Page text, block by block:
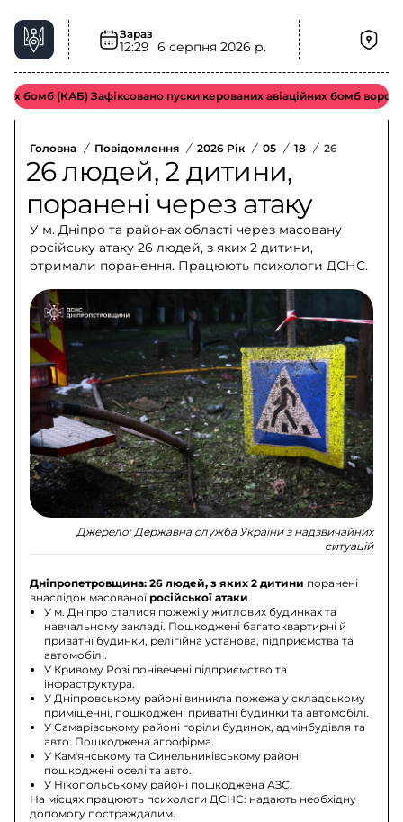
Зараз
12:29 6 серпня 2026 р.
(КАБ) Зафіксовано пуски керованих авіаційних бомб ворожою
Головна / Повідомлення / 2026 Рік / 05 / 18 / 26 Людей, 2
26 людей, 2 дитини,
поранені через атаку
У м. Дніпро та районах області через масовану
російську атаку 26 людей, з яких 2 дитини,
отримали поранення. Працюють психологи ДСНС.
Джерело:Державна служба України з надзвичайних
ситуацій
Дніпропетровщина: 26 людей, з яких 2 дитини поранені
внаслідок масованоїросійської атаки.
У м. Дніпро сталися пожежі у житлових будинках та
навчальному закладі. Пошкоджені багатоквартирні й
приватні будинки, релігійна установа, підприємства та
автомобілі.
У Кривому Розі понівечені підприємство та
інфраструктура.
У Дніпровському районі виникла пожежа у складському
приміщенні, пошкоджені приватні будинки та автомобілі.
У Самарівському районі горіли будинок, адмінбудівля та
авто. Пошкоджена агрофірма.
У Кам'янському та Синельниківському районі
пошкоджені оселі та авто.
У Нікопольському районі пошкоджена АЗС.
На місцях працюють психологи ДСНС: надають необхідну
допомогу постраждалим.